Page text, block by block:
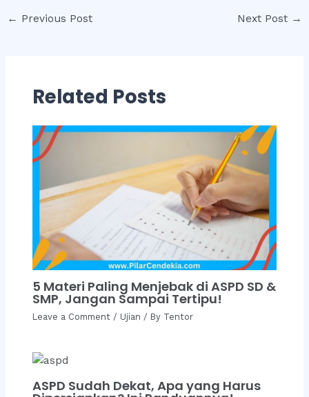
Post
← Previous Post Next Post →
Related Posts
5 Materi Paling Menjebak di ASPD SD &
SMP, Jangan Sampai Tertipu!
Leave a Comment / Ujian / By Tentor
ASPD Sudah Dekat, Apa yang Harus